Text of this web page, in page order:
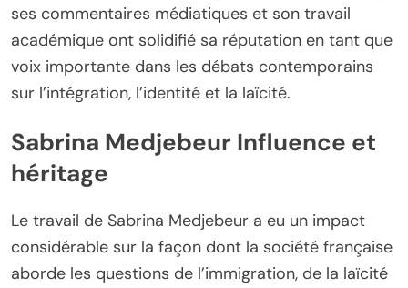
ses commentaires médiatiques et son travail
académique ont solidifié sa réputation en tant que
voix importante dans les débats contemporains
sur l’intégration, l’identité et la laïcité.
Sabrina Medjebeur Influence et
héritage
Le travail de Sabrina Medjebeur a eu un impact
considérable sur la façon dont la société française
aborde les questions de l’immigration, de la laïcité